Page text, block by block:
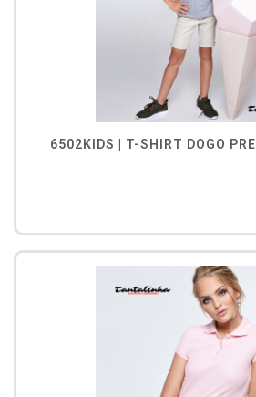
6502KIDS | T-SHIRT DOGO